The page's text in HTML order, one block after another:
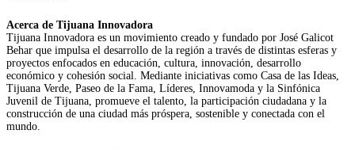
Acerca de Tijuana Innovadora
Tijuana Innovadora es un movimiento creado y fundado por José Galicot
Behar que impulsa el desarrollo de la región a través de distintas esferas y
proyectos enfocados en educación, cultura, innovación, desarrollo
económico y cohesión social. Mediante iniciativas como Casa de las Ideas,
Tijuana Verde, Paseo de la Fama, Líderes, Innovamoda y la Sinfónica
Juvenil de Tijuana, promueve el talento, la participación ciudadana y la
construcción de una ciudad más próspera, sostenible y conectada con el
mundo.